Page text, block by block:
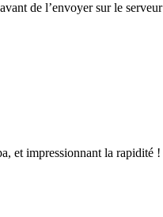
de l’envoyer sur le
et impressionnant la rapidité !